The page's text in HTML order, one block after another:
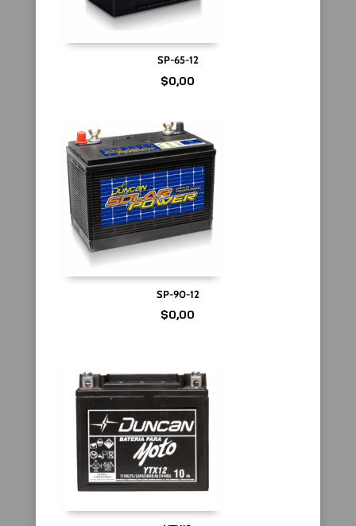
SP-65-12
$0,00
SP-90-12
$0,00